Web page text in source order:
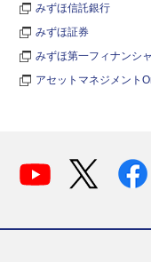
みずほ信託銀行
みずほ証券
みずほ第一フィナンシ
アセットマネジメント